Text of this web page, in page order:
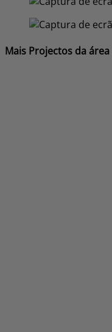
Mais Projectos da área